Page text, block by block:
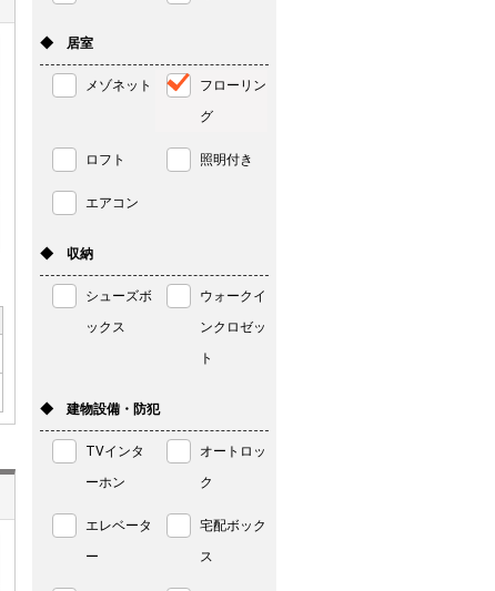
◆ 居室
メゾネット
フローリン
グ
ロフト 照明付き
エアコン
◆ 収納
シューズボ
ックス
ウォークイ
ンクロゼッ
ト
◆ 建物設備・防犯
TVインタ
ーホン
オートロッ
ク
エレベータ
ー
宅配ボック
ス